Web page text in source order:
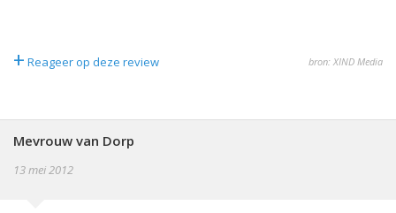
+ Reageer op deze review bron: XIND Media
Mevrouw van Dorp
13 mei 2012